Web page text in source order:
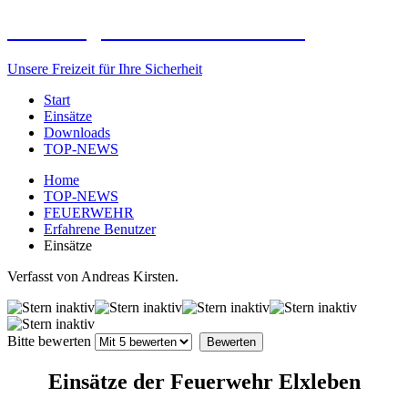
Unsere Freizeit für Ihre Sicherheit
Start
Einsätze
Downloads
TOP-NEWS
Home
TOP-NEWS
FEUERWEHR
Erfahrene Benutzer
Einsätze
Verfasst von Andreas Kirsten.
Bitte bewerten
Einsätze der Feuerwehr Elxleben